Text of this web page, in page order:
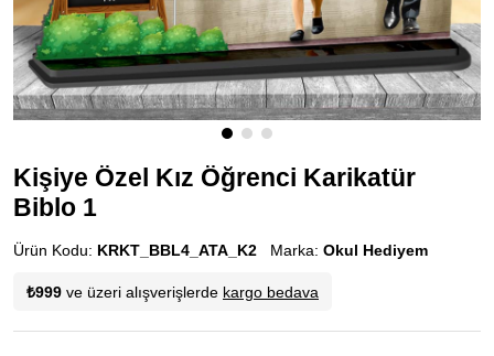
Kişiye Özel Kız Öğrenci Karikatür
Biblo 1
Ürün Kodu: KRKT_BBL4_ATA_K2 Marka: Okul Hediyem
₺999 ve üzeri alışverişlerde kargo bedava